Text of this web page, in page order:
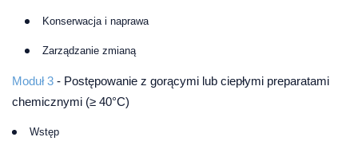
Konserwacja i naprawa
Zarządzanie zmianą
Moduł 3 - Postępowanie z gorącymi lub ciepłymi preparatami
chemicznymi (≥ 40°C)
Wstęp